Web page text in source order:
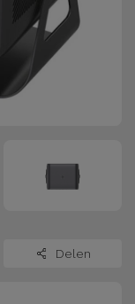
Delen